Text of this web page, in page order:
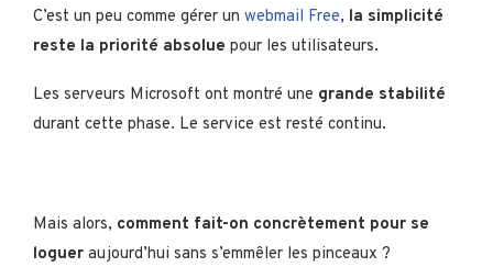
C’est un peu comme gérer un webmail Free, la simplicité
reste la priorité absolue pour les utilisateurs.
Les serveurs Microsoft ont montré une grande stabilité
durant cette phase. Le service est resté continu.
Mais alors, comment fait-on concrètement pour se
loguer aujourd’hui sans s’emmêler les pinceaux ?